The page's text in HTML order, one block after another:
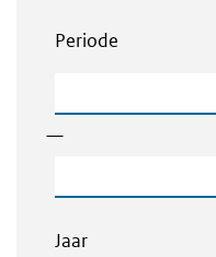
Periode
—
Jaar